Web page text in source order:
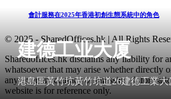
建德工业大厦
港島區黃竹坑黃竹坑道26建德工業大
會計服務在2025年香港初創生態系統中的角色
© 2025 - SharedOffices.hk | All Rights
Sharedoffices.hk disclaims any liability for
whatsoever that may arise whether directly
any error, inaccuracy or omission.
website is for reference only.